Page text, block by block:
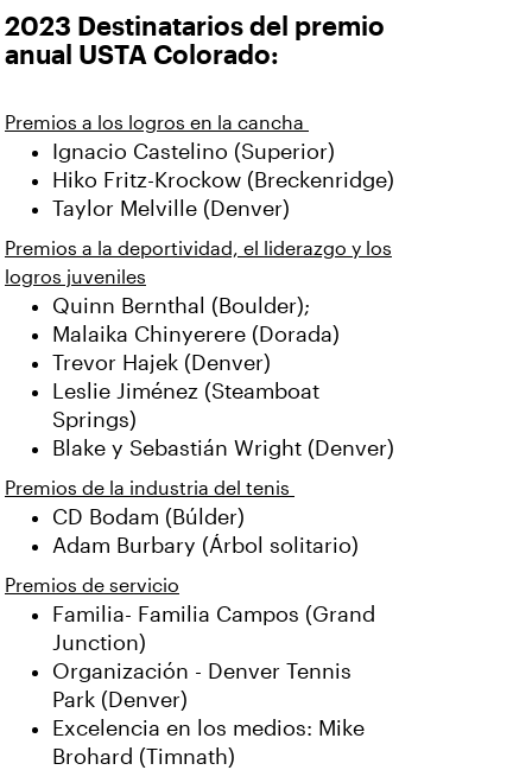
2023 Destinatarios del premio
anual USTA Colorado:
Premios a los logros en la cancha
Ignacio Castelino (Superior)
Hiko Fritz-Krockow (Breckenridge)
Taylor Melville (Denver)
Premios a la deportividad, el liderazgo y los
logros juveniles
Quinn Bernthal (Boulder);
Malaika Chinyerere (Dorada)
Trevor Hajek (Denver)
Leslie Jiménez (Steamboat
Springs)
Blake y Sebastián Wright (Denver)
Premios de la industria del tenis
CD Bodam (Búlder)
Adam Burbary (Árbol solitario)
Premios de servicio
Familia- Familia Campos (Grand
Junction)
Organización - Denver Tennis
Park (Denver)
Excelencia en los medios: Mike
Brohard (Timnath)